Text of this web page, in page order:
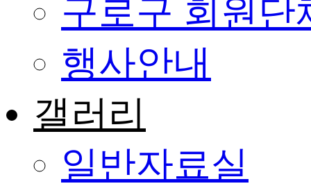
구로구 회원단
행사안내
갤러리
일반자료실